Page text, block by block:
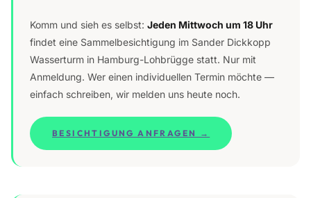
Komm und sieh es selbst: Jeden Mittwoch um 18 Uhr
findet eine Sammelbesichtigung im Sander Dickkopp
Wasserturm in Hamburg-Lohbrügge statt. Nur mit
Anmeldung. Wer einen individuellen Termin möchte —
einfach schreiben, wir melden uns heute noch.
BESICHTIGUNG ANFRAGEN →